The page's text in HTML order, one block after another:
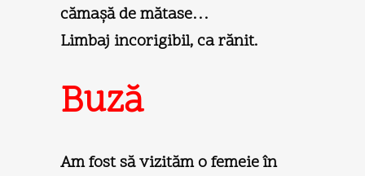
cămaşă de mătase…
Limbaj incorigibil, ca rănit.
Buză
Am fost să vizităm o femeie în